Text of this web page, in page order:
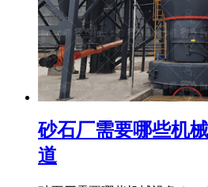
砂石厂需要哪些机
道